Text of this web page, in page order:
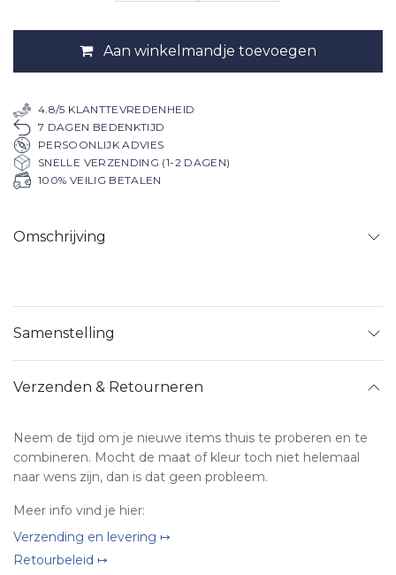
Aan winkelmandje toevoegen
4.8/5 KLANTTEVREDENHEID
7 DAGEN BEDENKTIJD
PERSOONLIJK ADVIES
SNELLE VERZENDING (1-2 DAGEN)
100% VEILIG BETALEN
Omschrijving
Samenstelling
Verzenden & Retourneren
Neem de tijd om je nieuwe items thuis te proberen en te
combineren. Mocht de maat of kleur toch niet helemaal
naar wens zijn, dan is dat geen probleem.
Meer info vind je hier:
Verzending en levering ↦
Retourbeleid ↦